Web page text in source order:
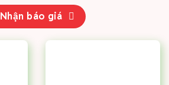
Nhận báo giá